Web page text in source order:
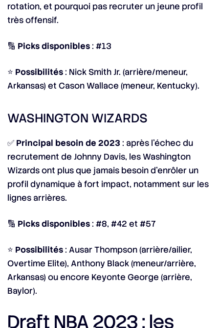
rotation, et pourquoi pas recruter un jeune profil
très offensif.
🔢 Picks disponibles: #13
⭐ Possibilités: Nick Smith Jr. (arrière/meneur,
Arkansas) et Cason Wallace (meneur, Kentucky).
WASHINGTON WIZARDS
✅ Principal besoin de 2023 : après l’échec du
recrutement de Johnny Davis, les Washington
Wizards ont plus que jamais besoin d’enrôler un
profil dynamique à fort impact, notamment sur les
lignes arrières.
🔢 Picks disponibles: #8, #42 et #57
⭐ Possibilités: Ausar Thompson (arrière/ailier,
Overtime Elite), Anthony Black (meneur/arrière,
Arkansas) ou encore Keyonte George (arrière,
Baylor).
Draft NBA 2023 : les